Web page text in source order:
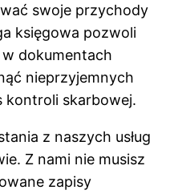
swoje przychody
księgowa pozwoli
dokumentach
nieprzyjemnych
kontroli skarbowej.
z naszych usług
Z nami nie musisz
zapisy